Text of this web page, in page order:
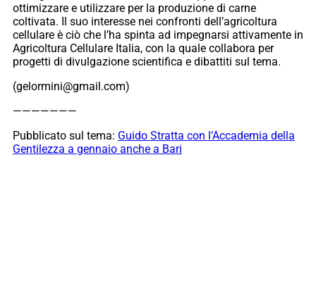
ottimizzare e utilizzare per la produzione di carne
coltivata. Il suo interesse nei confronti dell’agricoltura
cellulare è ciò che l’ha spinta ad impegnarsi attivamente in
Agricoltura Cellulare Italia, con la quale collabora per
progetti di divulgazione scientifica e dibattiti sul tema.
(gelormini@gmail.com)
———————
Pubblicato sul tema: Guido Stratta con l’Accademia della
Gentilezza a gennaio anche a Bari